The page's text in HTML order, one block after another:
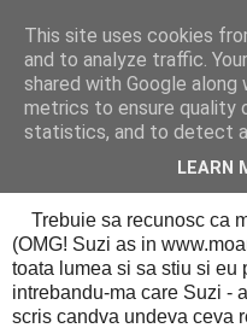
Cealalta
vineri, ianuarie 30, 2009
Moment crucial:
Trebuie sa recunosc ca
(OMG! Suzi as in
toata lumea si sa stiu si eu
intrebandu-ma care Suzi -
scris candva undeva ceva
This site uses cookies
and to analyze traffic.
shared with Google
metrics to ensure quality
statistics, and to detect
LEARN